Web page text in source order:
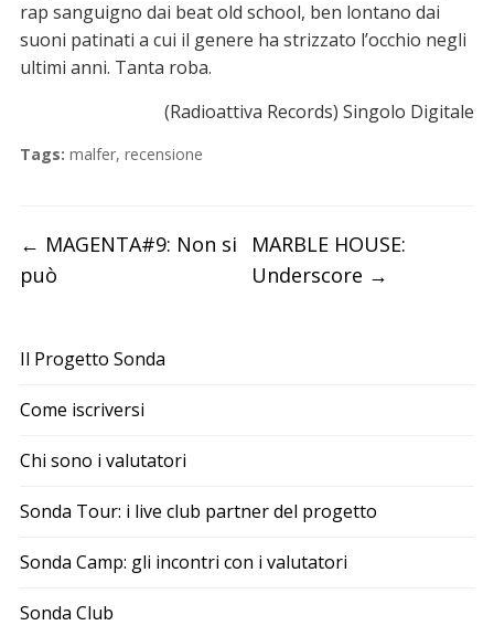
Il Progetto Sonda
Come iscriversi
Chi sono i valutatori
Sonda Tour: i live club partner del progetto
Sonda Camp: gli incontri con i valutatori
Sonda Club
rap sanguigno dai beat old school, ben lontano dai
suoni patinati a cui il genere ha strizzato l’occhio negli
ultimi anni. Tanta roba.
(Radioattiva Records) Singolo Digitale
Tags: malfer, recensione
← MAGENTA#9: Non si
può
MARBLE HOUSE:
Underscore →